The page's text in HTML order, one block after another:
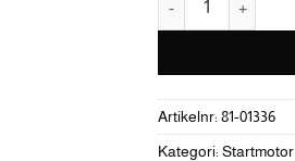
Artikelnr: 81-01336
Kategori: Startmotor